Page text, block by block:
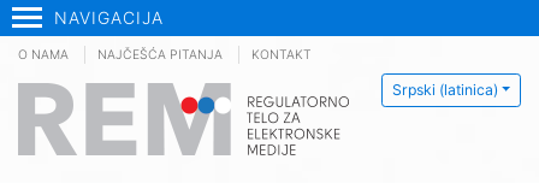
NAVIGACIJA
Srpski (latinica)
O NAMA NAJČEŠĆA PITANJA KONTAKT